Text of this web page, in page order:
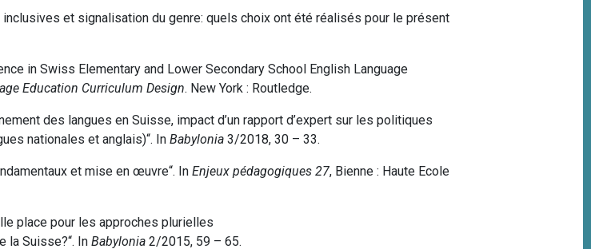
et signalisation du genre: quels choix ont été réalisés pour le présent
in Swiss Elementary and Lower Secondary School English Language
Education Curriculum Design. New York : Routledge.
des langues en Suisse, impact d’un rapport d’expert sur les politiques
nationales et anglais)“. InBabylonia 3/2018, 30 – 33.
et mise en œuvre“. InEnjeux pédagogiques 27, Bienne : Haute Ecole
place pour les approches plurielles
la Suisse?“. InBabylonia 2/2015, 59 – 65.